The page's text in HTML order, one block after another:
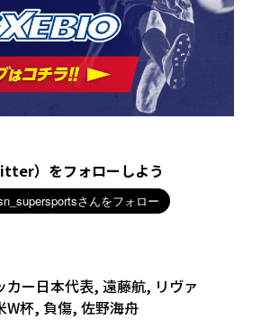
）をフォローしよう
カー日本代表, 遠藤航, リヴァ
W杯, 負傷, 佐野海舟